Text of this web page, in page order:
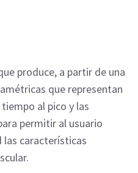
produce, a partir de una
que representan
al pico y las
permitir al usuario
las características